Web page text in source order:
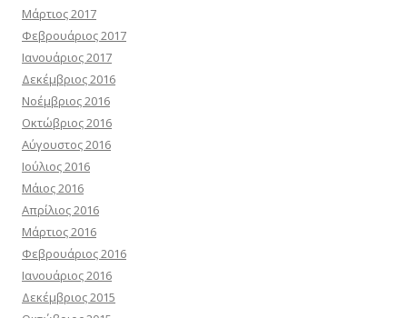
Μάρτιος 2017
Φεβρουάριος 2017
Ιανουάριος 2017
Δεκέμβριος 2016
Νοέμβριος 2016
Οκτώβριος 2016
Αύγουστος 2016
Ιούλιος 2016
Μάιος 2016
Απρίλιος 2016
Μάρτιος 2016
Φεβρουάριος 2016
Ιανουάριος 2016
Δεκέμβριος 2015